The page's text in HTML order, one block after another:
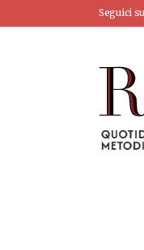
Seguici su